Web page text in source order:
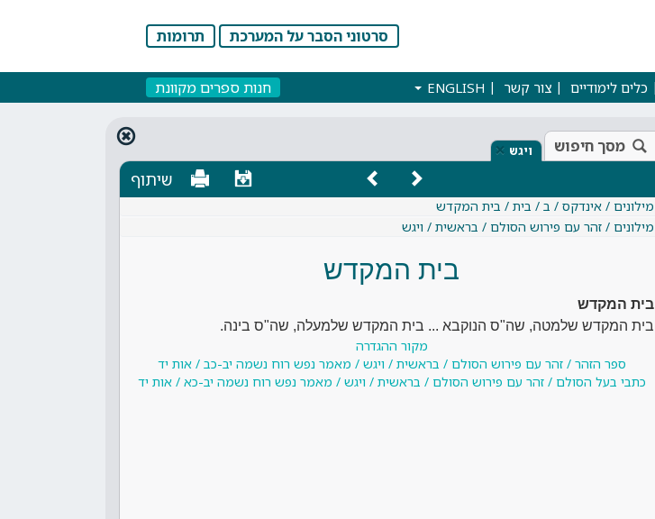
סרטוני הסבר על המערכת תרומות
כלים לימודיים צור קשר ENGLISH חנות ספרים מקוונת
מסך חיפוש ויגש ×
שיתוף
מילונים / אינדקס / ב / בית / בית המקדש
מילונים / זהר עם פירוש הסולם / בראשית / ויגש
בית המקדש
בית המקדש
בית המקדש שלמטה, שה"ס הנוקבא ... בית המקדש שלמעלה, שה"ס בינה.
מקור ההגדרה
ספר הזהר / זהר עם פירוש הסולם / בראשית / ויגש / מאמר נפש רוח נשמה יב-כב / אות יד
כתבי בעל הסולם / זהר עם פירוש הסולם / בראשית / ויגש / מאמר נפש רוח נשמה יב-כא / אות יד